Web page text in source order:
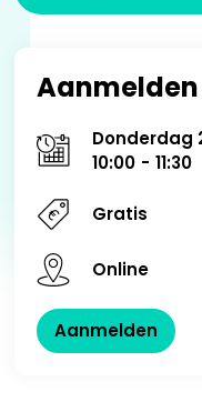
Aanmelden
Donderdag
10:00 - 11:30
Gratis
Online
Aanmelden